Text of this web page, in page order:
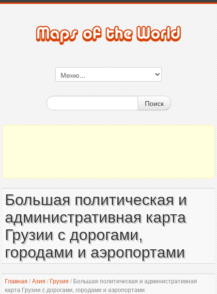
Поиск
Большая политическая и
административная карта
Грузии с дорогами,
городами и аэропортами
Главная /Азия / Грузия /Большая политическая и административная
карта Грузии с дорогами, городами и аэропортами